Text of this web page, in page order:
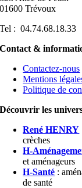
01600 Trévoux
Tel : 04.74.68.18.33
Contact &
Contactez-nous
Mentions
Politique de
Découvrir les
René HENRY
crèches
H-
et aménageurs
H-Santé :
de santé